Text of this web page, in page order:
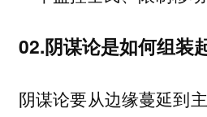
02.阴谋论是如何组装
阴谋论要从边缘蔓延到